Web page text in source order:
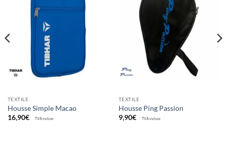
Ajouter
TEXTILE
Housse Simple Macao
16,90€ TVA incluse
Ajouter
aux
souhaits
TEXTILE
Housse Ping Passion
9,90€ TVA incluse